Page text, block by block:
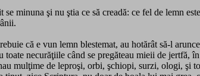
minuna şi nu ştia ce să creadă: ce fel de lemn
că e vun lemn blestemat, au hotărât să-l
necurăţiile când se pregăteau mieii de jertfă,
mulţime de leproşi, orbi, şchiopi, surzi, ologi,